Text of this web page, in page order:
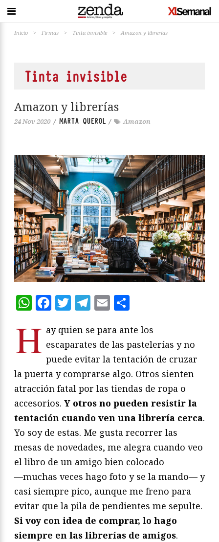
Inicio > Firmas > Tinta invisible > Amazon y librerías
Tinta invisible
Amazon y librerías
24 Nov 2020 / MARTA QUEROL / Amazon
WhatsApp
Facebook
Twitter
Telegram
Email
H ay quien se para ante los
escaparates de las pastelerías y no
puede evitar la tentación de cruzar
la puerta y comprarse algo. Otros sienten
atracción fatal por las tiendas de ropa o
accesorios. Y otros no pueden resistir la
tentación cuando ven una librería cerca.
Yo soy de estas. Me gusta recorrer las
mesas de novedades, me alegra cuando veo
el libro de un amigo bien colocado
―muchas veces hago foto y se la mando― y
casi siempre pico, aunque me freno para
evitar que la pila de pendientes me sepulte.
Si voy con idea de comprar, lo hago
siempre en las librerías de amigos.